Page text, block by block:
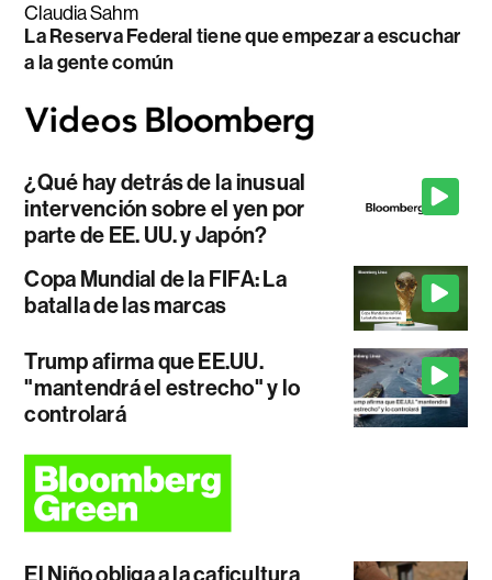
Claudia Sahm
La Reserva Federal tiene que empezar a escuchar
a la gente común
¿Qué hay detrás de la inusual
intervención sobre el yen por
parte de EE. UU. y Japón?
Copa Mundial de la FIFA: La
batalla de las marcas
Trump afirma que EE.UU.
"mantendrá el estrecho" y lo
controlará